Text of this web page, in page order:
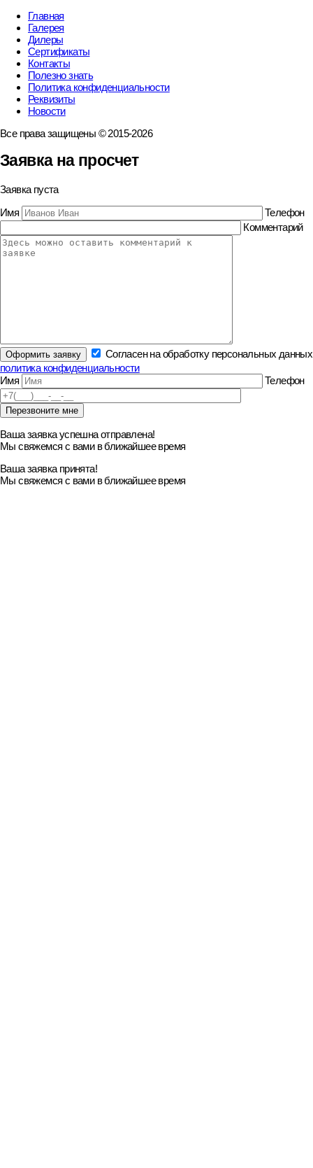
Главная
Галерея
Дилеры
Сертификаты
Контакты
Полезно знать
Политика конфиденциальности
Реквизиты
Новости
Все права защищены © 2015-2026
Заявка на просчет
Заявка пуста
Имя
Телефон
Комментарий
Согласен на обработку персональных данных
политика конфиденциальности
Имя
Телефон
Ваша заявка успешна отправлена!
Мы свяжемся с вами в ближайшее время
Ваша заявка принята!
Мы свяжемся с вами в ближайшее время